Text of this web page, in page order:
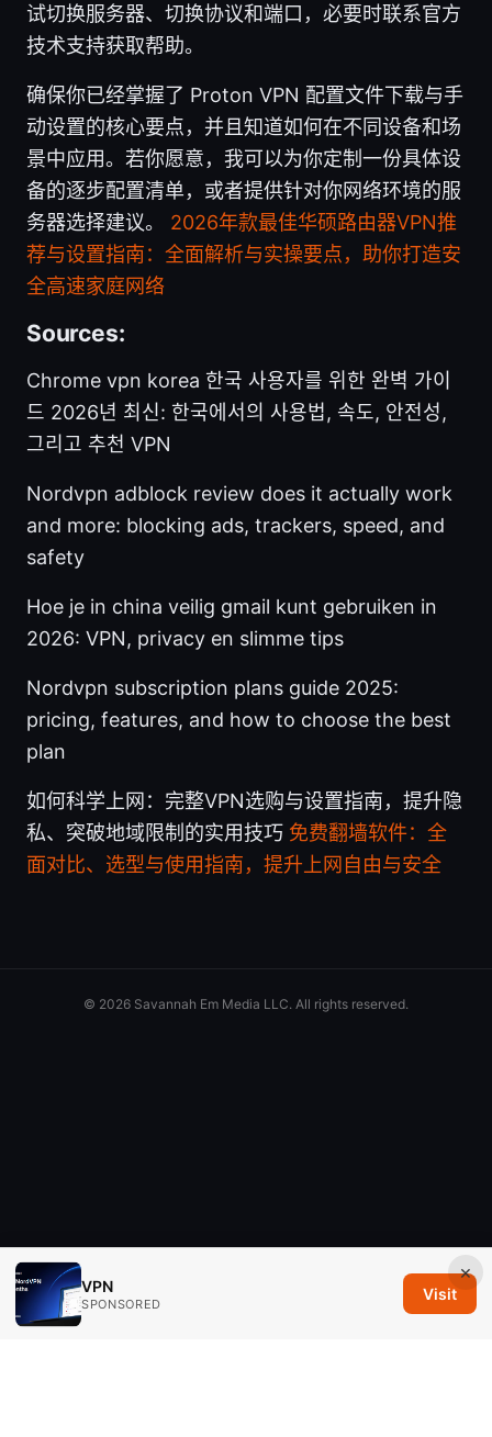
试切换服务器、切换协议和端口，必要时联系官方
技术支持获取帮助。
确保你已经掌握了 Proton VPN 配置文件下载与手
动设置的核心要点，并且知道如何在不同设备和场
景中应用。若你愿意，我可以为你定制一份具体设
备的逐步配置清单，或者提供针对你网络环境的服
务器选择建议。 2026年款最佳华硕路由器VPN推
荐与设置指南：全面解析与实操要点，助你打造安
全高速家庭网络
Sources:
Chrome vpn korea 한국 사용자를 위한 완벽 가이
드 2026년 최신: 한국에서의 사용법, 속도, 안전성,
그리고 추천 VPN
Nordvpn adblock review does it actually work
and more: blocking ads, trackers, speed, and
safety
Hoe je in china veilig gmail kunt gebruiken in
2026: VPN, privacy en slimme tips
Nordvpn subscription plans guide 2025:
pricing, features, and how to choose the best
plan
如何科学上网：完整VPN选购与设置指南，提升隐
私、突破地域限制的实用技巧 免费翻墙软件：全
面对比、选型与使用指南，提升上网自由与安全
×
VPN
SPONSORED
Visit
© 2026 Savannah Em Media LLC. All rights reserved.